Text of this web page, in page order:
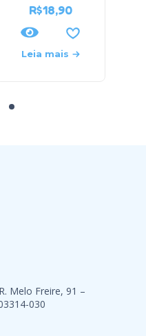
R$18,90
Leia mais
Melo Freire, 91 –
030